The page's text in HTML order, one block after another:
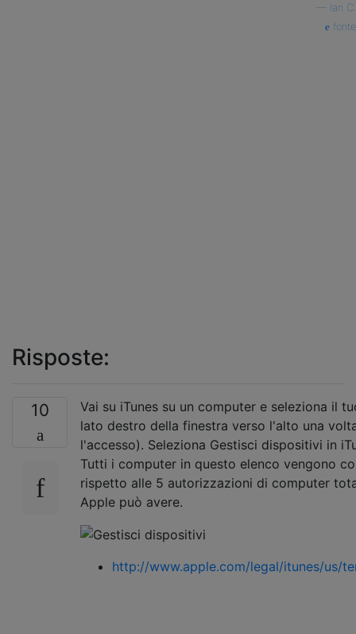
Ian C.
fonte
Risposte:
10
Vai su iTunes su un computer e seleziona il
lato destro della finestra verso l'alto una
l'accesso). Seleziona Gestisci dispositivi in
Tutti i computer in questo elenco vengono
rispetto alle 5 autorizzazioni di computer
Apple può avere.
http://www.apple.com/legal/itunes/us/